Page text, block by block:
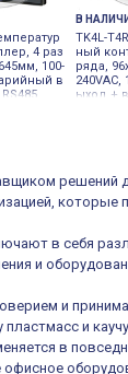
4 раз
100-
в
В
TK4L-
ный
ряда,
ыход +
решений
которые
в себя
и
и
пластмасс и
в